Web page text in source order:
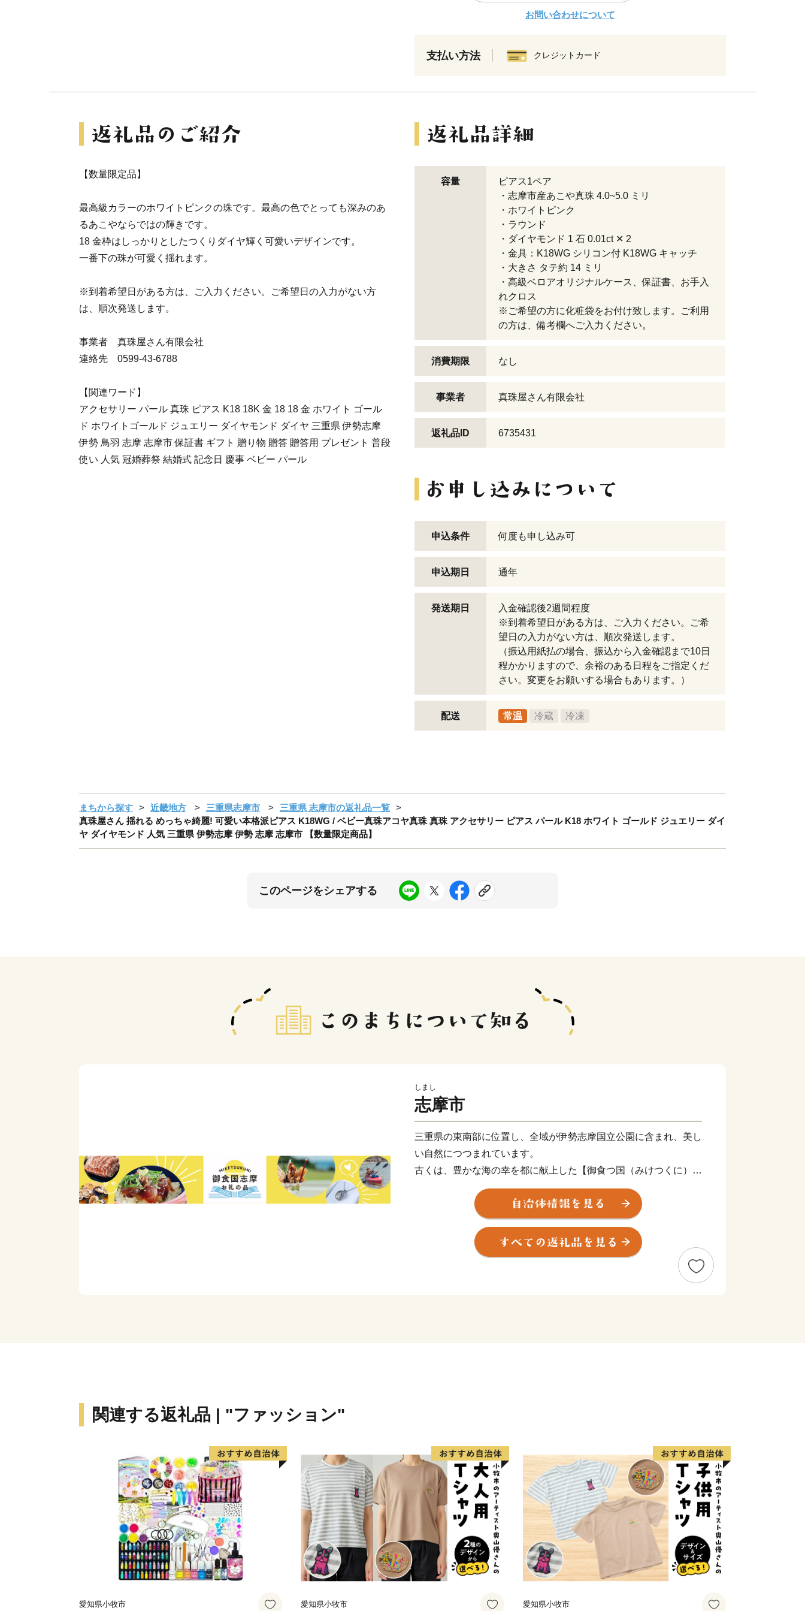
お問い合わせについて
支払い方法 クレジットカード
【数量限定品】
最高級カラーのホワイトピンクの珠です。最高の色でとっても深みのあ
るあこやならではの輝きです。
18 金枠はしっかりとしたつくりダイヤ輝く可愛いデザインです。
一番下の珠が可愛く揺れます。
※到着希望日がある方は、ご入力ください。ご希望日の入力がない方
は、順次発送します。
事業者 真珠屋さん有限会社
連絡先 0599-43-6788
【関連ワード】
アクセサリー パール 真珠 ピアス K18 18K 金 18 18 金 ホワイト ゴール
ド ホワイトゴールド ジュエリー ダイヤモンド ダイヤ 三重県 伊勢志摩
伊勢 鳥羽 志摩 志摩市 保証書 ギフト 贈り物 贈答 贈答用 プレゼント 普段
使い 人気 冠婚葬祭 結婚式 記念日 慶事 ベビー パール
容量
ピアス1ペア
・志摩市産あこや真珠 4.0~5.0 ミリ
・ホワイトピンク
・ラウンド
・ダイヤモンド 1 石 0.01ct ✕ 2
・金具：K18WG シリコン付 K18WG キャッチ
・大きさ タテ約 14 ミリ
・高級ベロアオリジナルケース、保証書、お手入
れクロス
※ご希望の方に化粧袋をお付け致します。ご利用
の方は、備考欄へご入力ください。
消費期限 なし
事業者 真珠屋さん有限会社
返礼品ID 6735431
申込条件 何度も申し込み可
申込期日 通年
発送期日
入金確認後2週間程度
※到着希望日がある方は、ご入力ください。ご希
望日の入力がない方は、順次発送します。
（振込用紙払の場合、振込から入金確認まで10日
程かかりますので、余裕のある日程をご指定くだ
さい。変更をお願いする場合もあります。）
配送 常温 冷蔵 冷凍
まちから探す 近畿地方 三重県志摩市
三重県 志摩市の返礼品一覧
真珠屋さん 揺れる めっちゃ綺麗! 可愛い本格派ピアス K18WG / ベビー真珠アコヤ真珠 真珠 アクセサリー ピアス パール K18 ホワイト ゴールド ジュエリー ダイ
ヤ ダイヤモンド 人気 三重県 伊勢志摩 伊勢 志摩 志摩市 【数量限定商品】
このページをシェアする
しまし
志摩市
三重県の東南部に位置し、全域が伊勢志摩国立公園に含まれ、美し
い自然につつまれています。
古くは、豊かな海の幸を都に献上した【御食つ国（みけつくに）】
として知られ、今も、恵まれた気候や地の利をいかした水産業や農
業、観光業が盛んです。
2016年5月には、賢島で「伊勢志摩サミット」が開催されました。
暖かくなったら、大切に育てたアコヤガイにメスを入れ、貝殻を丸
く削った「核」を入れる手術をします。
手術後の体力を回復させるために波の穏やかな漁場で一週間ほど安
静にしたあと、沖合の真珠筏に移されて本格的に真珠の育成が始ま
ります。
真珠の育成は、7か月～1年6か月の間、海の水温・酸素量・比重・
プランクトン量など、漁場の環境変化に注意しながら行います。
アコヤガイには色々な生物が付着するため、頻繁に掃除することも
関連する返礼品 | "ファッション"
愛知県小牧市 愛知県小牧市 愛知県小牧市